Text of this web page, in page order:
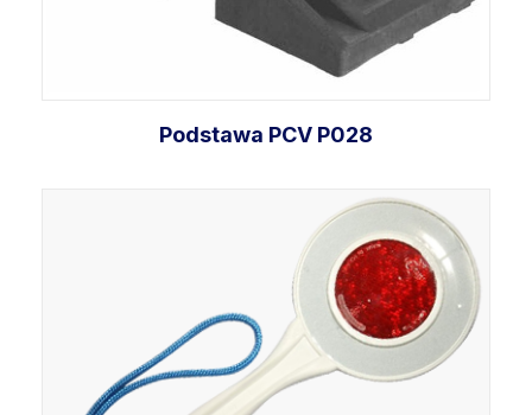
Podstawa PCV P028
Dodaj do koszyka